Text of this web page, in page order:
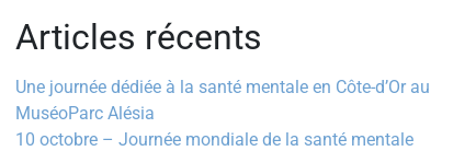
Articles récents
Une journée dédiée à la santé mentale en Côte-d’Or au
MuséoParc Alésia
10 octobre – Journée mondiale de la santé mentale